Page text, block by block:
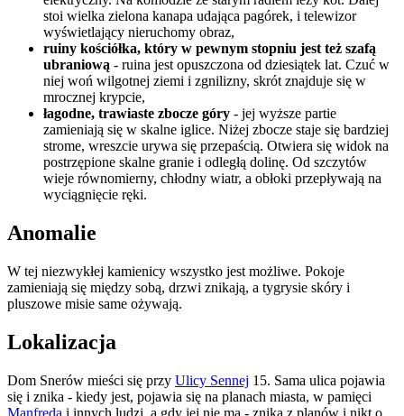
stoi wielka zielona kanapa udająca pagórek, i telewizor
wyświetlający nieruchomy obraz,
ruiny kościółka, który w pewnym stopniu jest też szafą
ubraniową - ruina jest opuszczona od dziesiątek lat. Czuć w
niej woń wilgotnej ziemi i zgnilizny, skrót znajduje się w
mrocznej krypcie,
łagodne, trawiaste zbocze góry - jej wyższe partie
zamieniają się w skalne iglice. Niżej zbocze staje się bardziej
strome, wreszcie urywa się przepaścią. Otwiera się widok na
postrzępione skalne granie i odległą dolinę. Od szczytów
wieje równomierny, chłodny wiatr, a obłoki przepływają na
wyciągnięcie ręki.
Anomalie
W tej niezwykłej kamienicy wszystko jest możliwe. Pokoje
zamieniają się między sobą, drzwi znikają, a tygrysie skóry i
pluszowe misie same ożywają.
Lokalizacja
Dom Snerów mieści się przy Ulicy Sennej 15. Sama ulica pojawia
się i znika - kiedy jest, pojawia się na planach miasta, w pamięci
Manfreda i innych ludzi, a gdy jej nie ma - znika z planów i nikt o